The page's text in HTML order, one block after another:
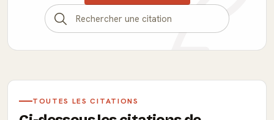
TOUTES LES CITATIONS